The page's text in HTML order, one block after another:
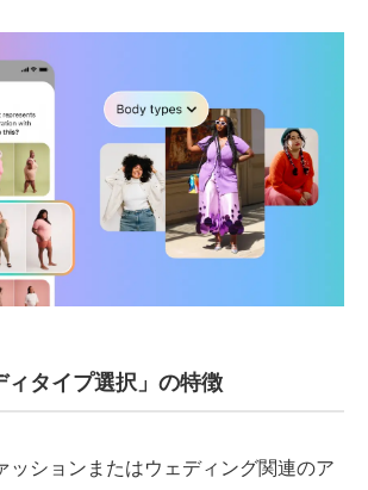
タイプ選択」の特徴
ションまたはウェディング関連のア